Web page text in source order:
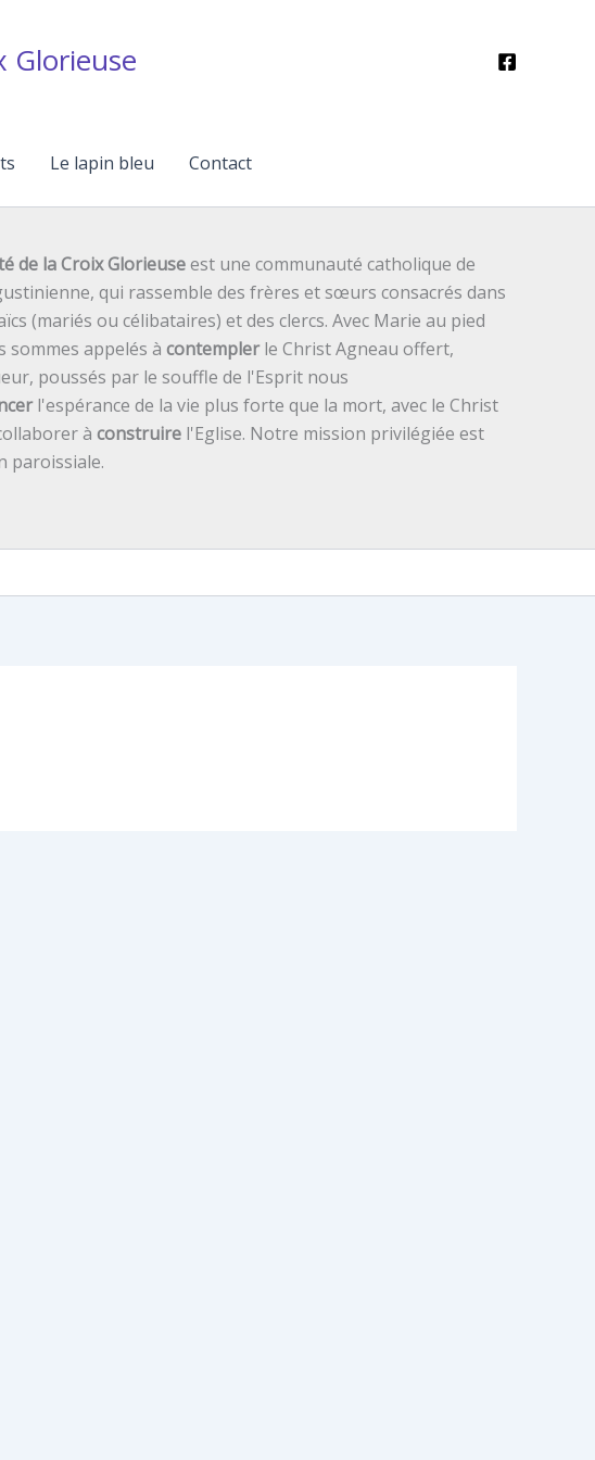
Glorieuse
Le lapin bleu Contact
de la Croix Glorieuseest une communauté catholique de
qui rassemble des frères et sœurs consacrés dans
(mariés ou célibataires) et des clercs. Avec Marie au pied
sommes appelés à contemplerle Christ Agneau offert,
poussés par le souffle de l'Esprit nous
l'espérance de la vie plus forte que la mort, avec le Christ
à construirel'Eglise. Notre mission privilégiée est
paroissiale.